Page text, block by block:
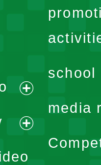
school
media
expand
menu
expand